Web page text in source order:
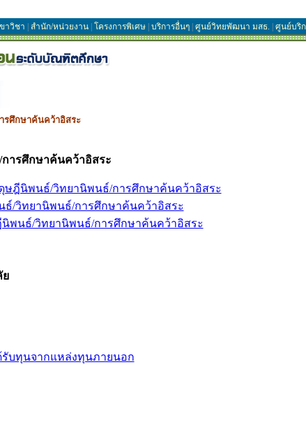
าวิชา สำนัก/หน่วยงาน โครงการพิเศษ บริการอื่นๆ ศูนย์วิทยพัฒนา มสธ. ศูนย์บริ
ศึกษาค้นคว้าอิสระ
ารศึกษาค้นคว้าอิสระ
ษฎีนิพนธ์/วิทยานิพนธ์/การศึกษาค้นคว้าอิสระ
/วิทยานิพนธ์/การศึกษาค้นคว้าอิสระ
นิพนธ์/วิทยานิพนธ์/การศึกษาค้นคว้าอิสระ
ย
บทุนจากแหล่งทุนภายนอก